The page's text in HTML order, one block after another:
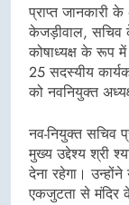
प्राप्त जानकारी
केजड़ीवाल, सचिव
कोषाध्यक्ष के रूप
25 सदस्यीय
को नवनियुक्त
नव-नियुक्त सचिव
मुख्य उद्देश्य श्री
देना रहेगा।
एकजुटता से मंदिर